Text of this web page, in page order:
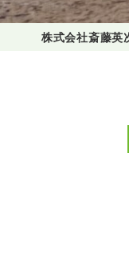
株式会社斎藤英